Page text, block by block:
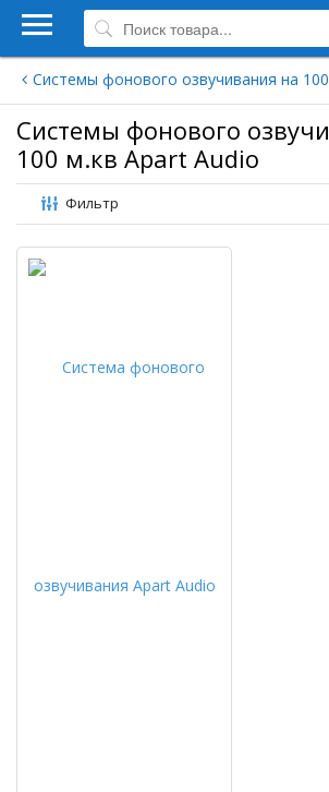
Системы фонового озвучивания на
Системы фонового
100 м.кв Apart Audio
Фильтр